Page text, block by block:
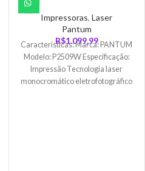
Impressoras, Laser
Pantum
R$1.099,99
Características: Marca: PANTUM
Modelo: P2509W Especificação:
Impressão Tecnologia laser
monocromático eletrofotográfico